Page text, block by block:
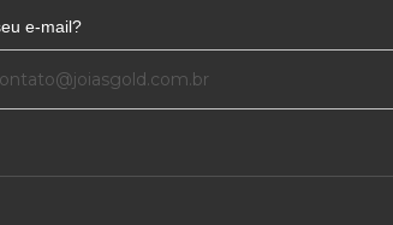
modelos de lindas joias, como
condições de parcelamento para
e-mail?